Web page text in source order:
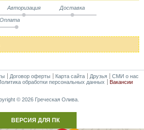
Авторизация Доставка
Оплата
Договор оферты Карта сайта Друзья
СМИ о нас
обработки персональных данных Вакансии
© 2026 Греческая Олива.
ВЕРСИЯ ДЛЯ ПК